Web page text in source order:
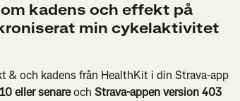
kadens och effekt på
min cykelaktivitet
& och kadens från HealthKit i din Strava-app
eller senare och Strava-appen version 403